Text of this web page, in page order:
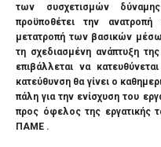
των συσχετισμών
προϋποθέτει την
μετατροπή των βασικών
τη σχεδιασμένη ανάπτυξη
επιβάλλεται να
κατεύθυνση θα γίνει ο
πάλη για την ενίσχυση του
προς όφελος της εργατικής
ΠΑΜΕ .